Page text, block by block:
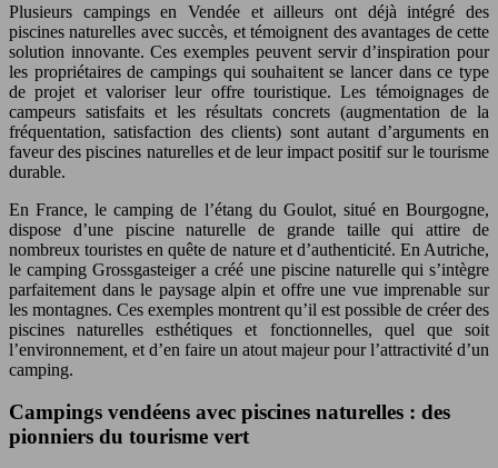
Plusieurs campings en Vendée et ailleurs ont déjà intégré des
piscines naturelles avec succès, et témoignent des avantages de cette
solution innovante. Ces exemples peuvent servir d’inspiration pour
les propriétaires de campings qui souhaitent se lancer dans ce type
de projet et valoriser leur offre touristique. Les témoignages de
campeurs satisfaits et les résultats concrets (augmentation de la
fréquentation, satisfaction des clients) sont autant d’arguments en
faveur des piscines naturelles et de leur impact positif sur le tourisme
durable.
En France, le camping de l’étang du Goulot, situé en Bourgogne,
dispose d’une piscine naturelle de grande taille qui attire de
nombreux touristes en quête de nature et d’authenticité. En Autriche,
le camping Grossgasteiger a créé une piscine naturelle qui s’intègre
parfaitement dans le paysage alpin et offre une vue imprenable sur
les montagnes. Ces exemples montrent qu’il est possible de créer des
piscines naturelles esthétiques et fonctionnelles, quel que soit
l’environnement, et d’en faire un atout majeur pour l’attractivité d’un
camping.
Campings vendéens avec piscines naturelles : des
pionniers du tourisme vert